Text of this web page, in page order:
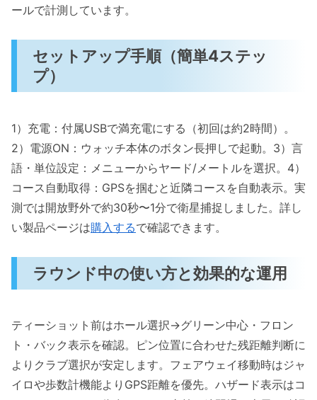
ールで計測しています。
セットアップ手順（簡単4ステッ
プ）
1）充電：付属USBで満充電にする（初回は約2時間）。
2）電源ON：ウォッチ本体のボタン長押しで起動。3）言
語・単位設定：メニューからヤード/メートルを選択。4）
コース自動取得：GPSを掴むと近隣コースを自動表示。実
測では開放野外で約30秒〜1分で衛星捕捉しました。詳し
い製品ページは購入するで確認できます。
ラウンド中の使い方と効果的な運用
ティーショット前はホール選択→グリーン中心・フロン
ト・バック表示を確認。ピン位置に合わせた残距離判断に
よりクラブ選択が安定します。フェアウェイ移動時はジャ
イロや歩数計機能よりGPS距離を優先。ハザード表示はコ